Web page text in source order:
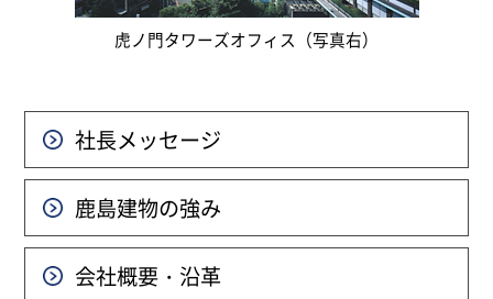
虎ノ門タワーズオフィス（写真右）
社長メッセージ
鹿島建物の強み
会社概要・沿革